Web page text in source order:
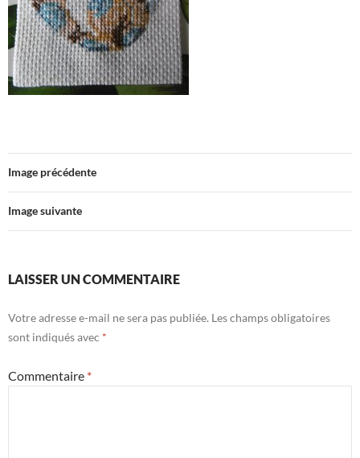
Image précédente
Image suivante
LAISSER UN COMMENTAIRE
Votre adresse e-mail ne sera pas publiée. Les champs obligatoires
sont indiqués avec *
Commentaire *